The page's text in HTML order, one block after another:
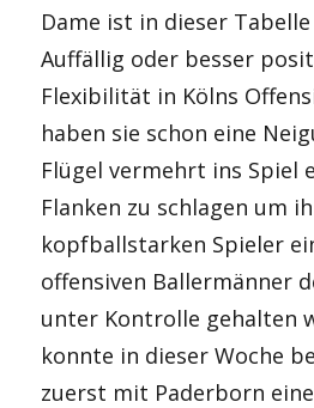
Dame ist in dieser
Auffällig oder besser
Flexibilität in Kölns
haben sie schon eine
Flügel vermehrt ins Spiel
Flanken zu schlagen um
kopfballstarken Spieler
offensiven Ballermänner
unter Kontrolle gehalten
konnte in dieser Woche
zuerst mit Paderborn